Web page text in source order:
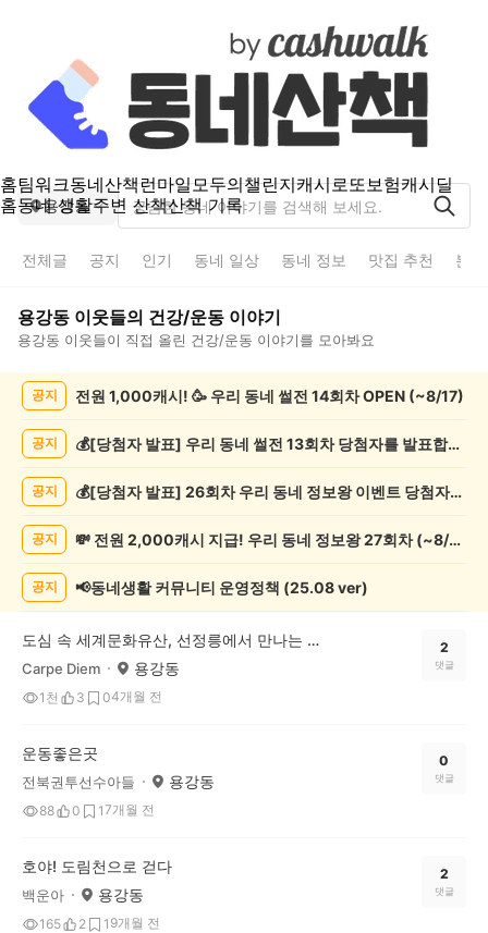
홈팀워크동네산책런마일모두의챌린지캐시로또보험캐시딜
홈동네 생활주변 산책산책 기록
용강동
전체글 공지 인기 동네 일상 동네 정보 맛집 추천 분
용강동 이웃들의 건강/운동 이야기
용강동 이웃들이 직접 올린 건강/운동 이야기를 모아봐요
록
공지 전원 1,000캐시! 🥳 우리 동네 썰전 14회차 OPEN (~8/17)
공지 💰[당첨자 발표] 우리 동네 썰전 13회차 당첨자를 발표합니다!
공지 💰[당첨자 발표] 26회차 우리 동네 정보왕 이벤트 당첨자를 발표합니다!
공지 💸 전원 2,000캐시 지급! 우리 동네 정보왕 27회차 (~8/10)
공지 📢동네생활 커뮤니티 운영정책 (25.08 ver)
도심 속 세계문화유산, 선정릉에서 만나는 벚꽃🌸
Carpe Diem 용강동
1천 3 04개월 전
2
댓글
운동좋은곳
전북권투선수아들 용강동
88 0 17개월 전
0
댓글
호야! 도림천으로 걷다
백운아 용강동
165 2 1 9개월 전
2
댓글